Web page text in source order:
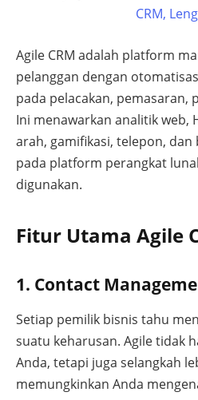
CRM,
Agile CRM adalah platform
pelanggan dengan
pada pelacakan, pemasaran,
Ini menawarkan analitik web,
arah, gamifikasi, telepon,
pada platform perangkat
digunakan.
Fitur Utama Agile
1. Contact
Setiap pemilik bisnis tahu
suatu keharusan. Agile tidak
Anda, tetapi juga selangkah
memungkinkan Anda